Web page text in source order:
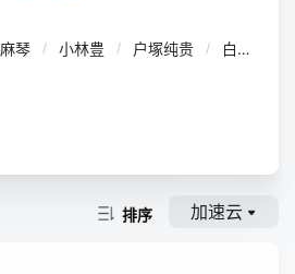
武 战极大逃杀》
甲骑士们的战极
中。突然，猪笼草怪人从时空裂缝中
汰（佐野岳 饰）等骑士一同来到了
种各样的假面骑士被称为武神，在各
助他们夺取天下。
激烈的战斗。铠武和Wi
琴 / 小林豊 / 户塚纯贵 /
白石隼也
排序 加速云